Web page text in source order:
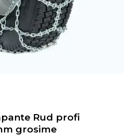
Rud profi
grosime